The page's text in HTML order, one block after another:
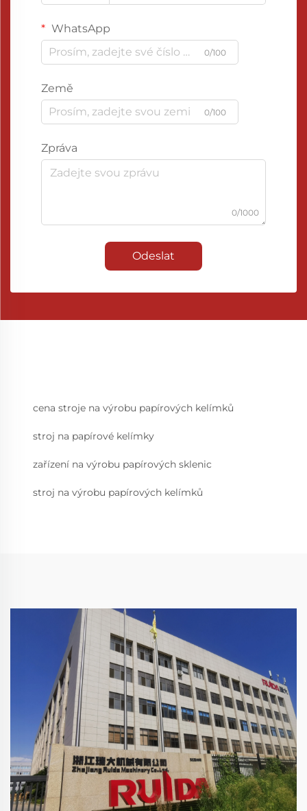
WhatsApp
0/100
Země
0/100
Zpráva
0/1000
Odeslat
cena stroje na výrobu papírových kelímků
stroj na papírové kelímky
zařízení na výrobu papírových sklenic
stroj na výrobu papírových kelímků